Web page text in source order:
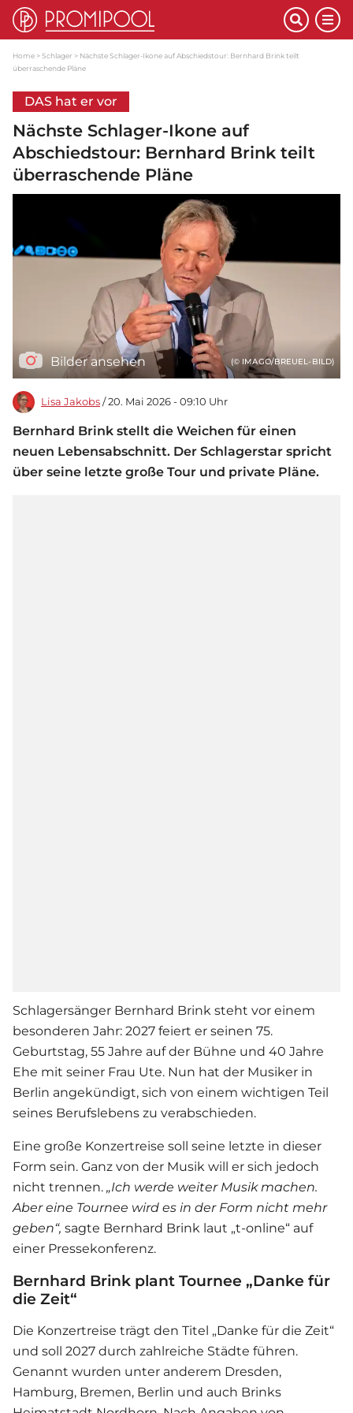
Home Schlager
Nächste Schlager-Ikone auf Abschiedstour: Bernhard Brink teilt
überraschende Pläne
DAS hat er vor
Nächste Schlager-Ikone auf
Abschiedstour: Bernhard Brink teilt
überraschende Pläne
Bilder ansehen (© IMAGO/BREUEL-BILD)
Lisa Jakobs / 20. Mai 2026 - 09:10 Uhr
Bernhard Brink stellt die Weichen für einen
neuen Lebensabschnitt. Der Schlagerstar spricht
über seine letzte große Tour und private Pläne.
Schlagersänger Bernhard Brink steht vor einem
besonderen Jahr: 2027 feiert er seinen 75.
Geburtstag, 55 Jahre auf der Bühne und 40 Jahre
Ehe mit seiner Frau Ute. Nun hat der Musiker in
Berlin angekündigt, sich von einem wichtigen Teil
seines Berufslebens zu verabschieden.
Eine große Konzertreise soll seine letzte in dieser
Form sein. Ganz von der Musik will er sich jedoch
nicht trennen. „Ich werde weiter Musik machen.
Aber eine Tournee wird es in der Form nicht mehr
geben“, sagte Bernhard Brink laut „t-online“ auf
einer Pressekonferenz.
Bernhard Brink plant Tournee „Danke für
die Zeit“
Die Konzertreise trägt den Titel „Danke für die Zeit“
und soll 2027 durch zahlreiche Städte führen.
Genannt wurden unter anderem Dresden,
Hamburg, Bremen, Berlin und auch Brinks